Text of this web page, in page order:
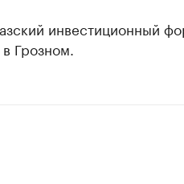
инвестиционный
Грозном.